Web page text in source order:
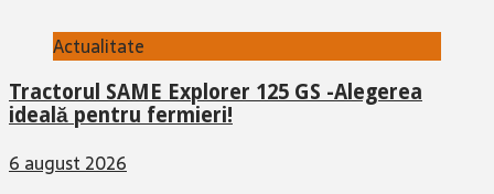
Actualitate
Tractorul SAME Explorer 125 GS -Alegerea
ideală pentru fermieri!
6 august 2026